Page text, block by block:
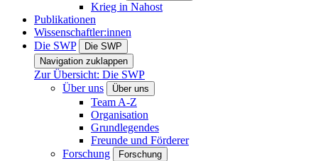
Krieg in Nahost
Publikationen
Wissenschaftler:innen
Die SWP
Die SWP
Navigation zuklappen
Zur Übersicht: Die SWP
Über uns
Über uns
Team A-Z
Organisation
Grundlegendes
Freunde und Förderer
Forschung
Forschung